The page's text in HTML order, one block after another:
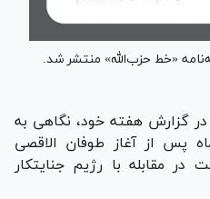
«خط حزب‌الله» منتشر شد.
گزارش هفته خود، نگاهی به
جبهه مقاومت، ۱۳ ماه پس از آغاز طوفان الاقصی
در مقابله با رژیم جنایتکار